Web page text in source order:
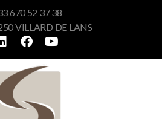
670 52 37 38
VILLARD DE LANS